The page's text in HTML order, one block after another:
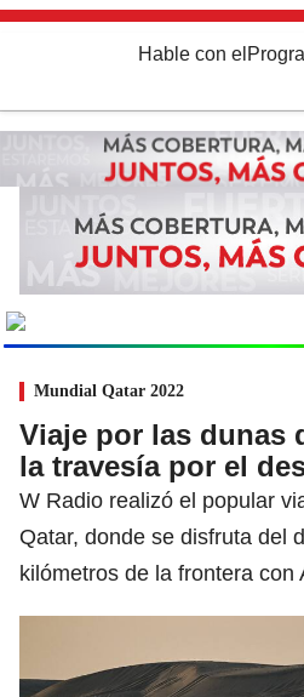
Hable con el
Mundial Qatar 2022
Viaje por las dunas
la travesía por el
W Radio realizó el popular
Qatar, donde se disfruta del
kilómetros de la frontera con